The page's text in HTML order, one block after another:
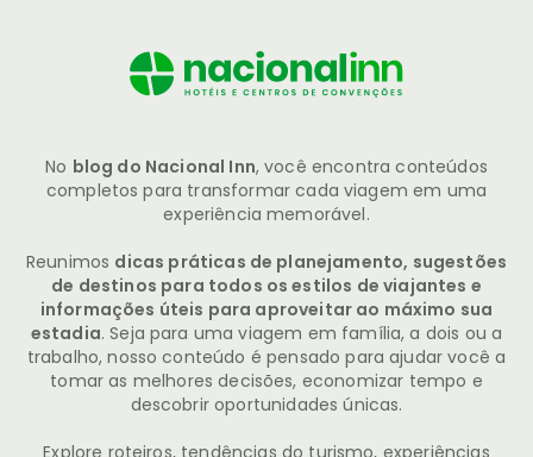
No blog do Nacional Inn, você encontra conteúdos
completos para transformar cada viagem em uma
experiência memorável.
Reunimos dicas práticas de planejamento, sugestões
de destinos para todos os estilos de viajantes e
informações úteis para aproveitar ao máximo sua
estadia. Seja para uma viagem em família, a dois ou a
trabalho, nosso conteúdo é pensado para ajudar você a
tomar as melhores decisões, economizar tempo e
descobrir oportunidades únicas.